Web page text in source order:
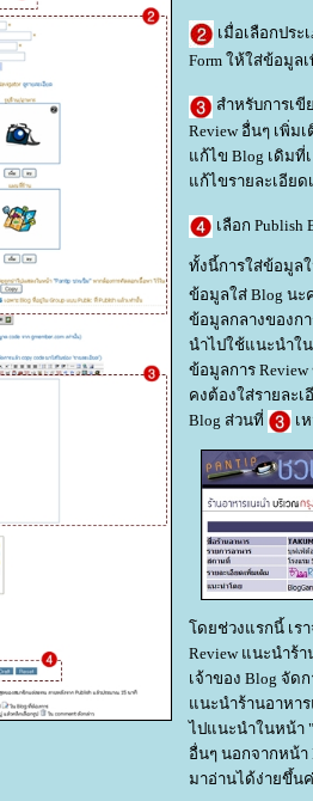
เมื่อเลือกปร
Form ให้ใส่ข้อมูล
สำหรับการเขี
Review อื่นๆ เพิ่ม
ก้ไข Blog เดิมที่เ
ก้ไขรายละเอียด
เลือก Publish
ทั้งนี้การใส่ข้อมูล
ข้อมูลใส่ Blog นะ
ข้อมูลกลางของกา
นำไปใช้แนะนำใ
ข้อมูลการ
คงต้องใส่รายละเ
Blog ส่วนที่
เ
ดยช่วงแรกนี้ เรา
Review แนะนำร้
เจ้าของ Blog จัด
นะนำร้านอาหาร
ไปแนะนำในหน้า
อื่นๆ นอกจากหน้า
มาอ่านได้ง่ายขึ้น